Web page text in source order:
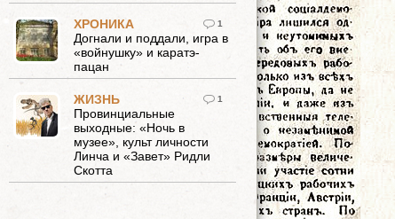
1
ХРОНИКА
Догнали и поддали, игра в
«войнушку» и каратэ-
пацан
1
ЖИЗНЬ
Провинциальные
выходные: «Ночь в
музее», культ личности
Линча и «Завет» Ридли
Скотта